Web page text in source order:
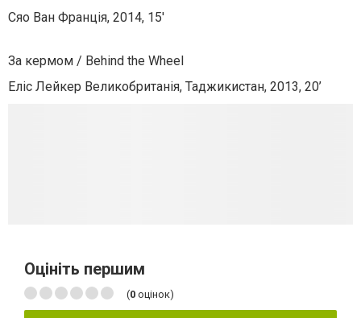
Сяо Ван Франція, 2014, 15'
За кермом / Behind the Wheel
Еліс Лейкер Великобританія, Таджикистан, 2013, 20’
Оцініть першим
(0 оцінок)